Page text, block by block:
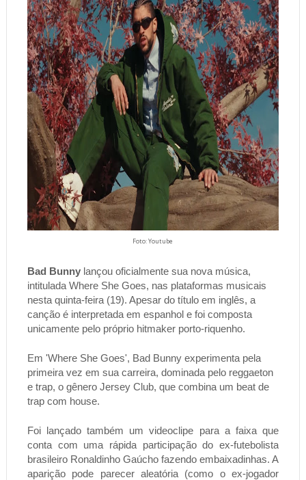
Foto: Youtube
Bad Bunny lançou oficialmente sua nova música,
intitulada Where She Goes, nas plataformas musicais
nesta quinta-feira (19). Apesar do título em inglês, a
canção é interpretada em espanhol e foi composta
unicamente pelo próprio hitmaker porto-riquenho.
Em 'Where She Goes', Bad Bunny experimenta pela
primeira vez em sua carreira, dominada pelo reggaeton
e trap, o gênero Jersey Club, que combina um beat de
trap com house.
Foi lançado também um videoclipe para a faixa que
conta com uma rápida participação do ex-futebolista
brasileiro Ronaldinho Gaúcho fazendo embaixadinhas. A
aparição pode parecer aleatória (como o ex-jogador